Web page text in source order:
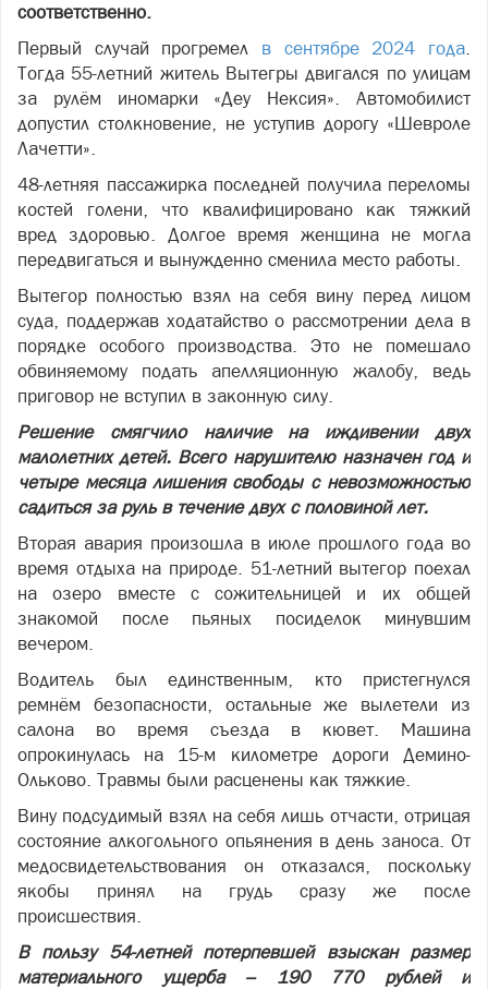
соответственно.
Первый случай прогремел в сентябре 2024 года.
Тогда 55-летний житель Вытегры двигался по улицам
за рулём иномарки «Деу Нексия». Автомобилист
допустил столкновение, не уступив дорогу «Шевроле
Лачетти».
48-летняя пассажирка последней получила переломы
костей голени, что квалифицировано как тяжкий
вред здоровью. Долгое время женщина не могла
передвигаться и вынужденно сменила место работы.
Вытегор полностью взял на себя вину перед лицом
суда, поддержав ходатайство о рассмотрении дела в
порядке особого производства. Это не помешало
обвиняемому подать апелляционную жалобу, ведь
приговор не вступил в законную силу.
Решение смягчило наличие на иждивении двух
малолетних детей. Всего нарушителю назначен год и
четыре месяца лишения свободы с невозможностью
садиться за руль в течение двух с половиной лет.
Вторая авария произошла в июле прошлого года во
время отдыха на природе. 51-летний вытегор поехал
на озеро вместе с сожительницей и их общей
знакомой после пьяных посиделок минувшим
вечером.
Водитель был единственным, кто пристегнулся
ремнём безопасности, остальные же вылетели из
салона во время съезда в кювет. Машина
опрокинулась на 15-м километре дороги Демино-
Ольково. Травмы были расценены как тяжкие.
Вину подсудимый взял на себя лишь отчасти, отрицая
состояние алкогольного опьянения в день заноса. От
медосвидетельствования он отказался, поскольку
якобы принял на грудь сразу же после
происшествия.
В пользу 54-летней потерпевшей взыскан размер
материального ущерба – 190 770 рублей и